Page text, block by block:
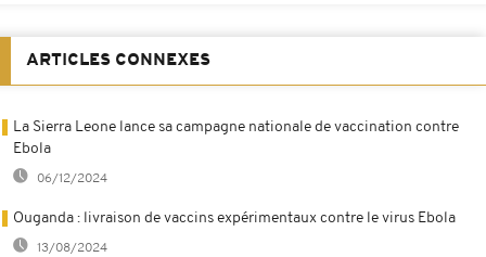
ARTICLES CONNEXES
La Sierra Leone lance sa campagne nationale de vaccination contre
Ebola
06/12/2024
Ouganda : livraison de vaccins expérimentaux contre le virus Ebola
13/08/2024